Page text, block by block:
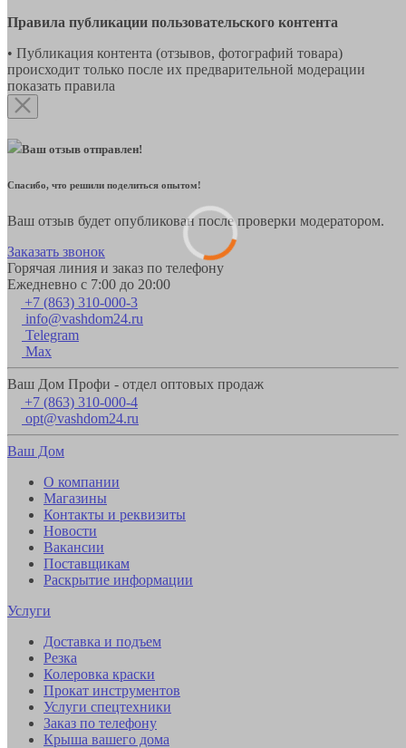
Правила публикации пользовательского контента
• Публикация контента (отзывов, фотографий товара)
происходит только после их предварительной модерации
показать правила
Ваш отзыв отправлен!
Спасибо, что решили поделиться опытом!
Ваш отзыв будет опубликован после проверки модератором.
Заказать звонок
Горячая линия и заказ по телефону
Ежедневно с 7:00 до 20:00
+7 (863) 310-000-3
info@vashdom24.ru
Telegram
Max
Ваш Дом Профи - отдел оптовых продаж
+7 (863) 310-000-4
opt@vashdom24.ru
Ваш Дом
О компании
Магазины
Контакты и реквизиты
Новости
Вакансии
Поставщикам
Раскрытие информации
Услуги
Доставка и подъем
Резка
Колеровка краски
Прокат инструментов
Услуги спецтехники
Заказ по телефону
Крыша вашего дома